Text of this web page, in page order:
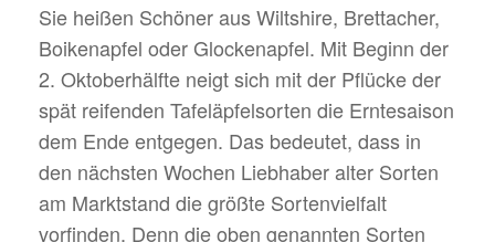
Sie heißen Schöner aus Wiltshire, Brettacher,
Boikenapfel oder Glockenapfel. Mit Beginn der
2. Oktoberhälfte neigt sich mit der Pflücke der
spät reifenden Tafeläpfelsorten die Erntesaison
dem Ende entgegen. Das bedeutet, dass in
den nächsten Wochen Liebhaber alter Sorten
am Marktstand die größte Sortenvielfalt
vorfinden. Denn die oben genannten Sorten